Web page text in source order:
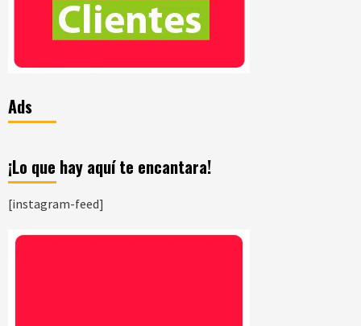
Ads
¡Lo que hay aquí te encantara!
[instagram-feed]